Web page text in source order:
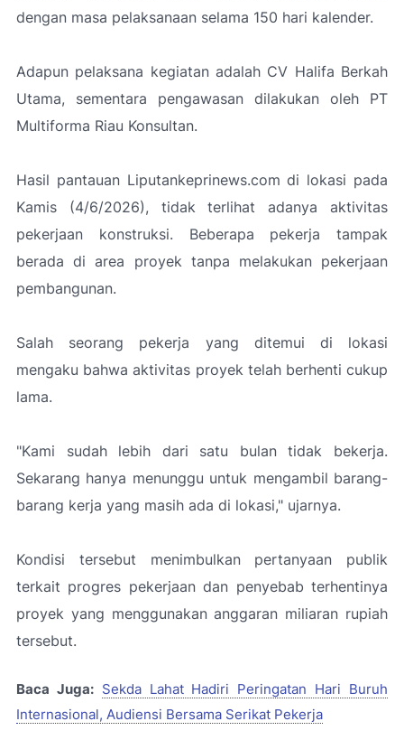
dengan masa pelaksanaan selama 150 hari kalender.
Adapun pelaksana kegiatan adalah CV Halifa Berkah
Utama, sementara pengawasan dilakukan oleh PT
Multiforma Riau Konsultan.
Hasil pantauan Liputankeprinews.com di lokasi pada
Kamis (4/6/2026), tidak terlihat adanya aktivitas
pekerjaan konstruksi. Beberapa pekerja tampak
berada di area proyek tanpa melakukan pekerjaan
pembangunan.
Salah seorang pekerja yang ditemui di lokasi
mengaku bahwa aktivitas proyek telah berhenti cukup
lama.
"Kami sudah lebih dari satu bulan tidak bekerja.
Sekarang hanya menunggu untuk mengambil barang-
barang kerja yang masih ada di lokasi," ujarnya.
Kondisi tersebut menimbulkan pertanyaan publik
terkait progres pekerjaan dan penyebab terhentinya
proyek yang menggunakan anggaran miliaran rupiah
tersebut.
Baca Juga: Sekda Lahat Hadiri Peringatan Hari Buruh
Internasional, Audiensi Bersama Serikat Pekerja